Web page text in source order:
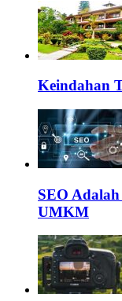
Keindahan
SEO
UMKM